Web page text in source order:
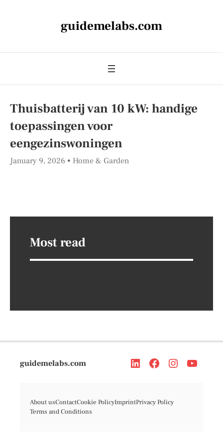
guidemelabs.com
Thuisbatterij van 10 kW: handige
toepassingen voor
eengezinswoningen
January 9, 2026 Home & Garden
Most read
guidemelabs.com
About usContactCookie PolicyImprintPrivacy Policy
Terms and Conditions